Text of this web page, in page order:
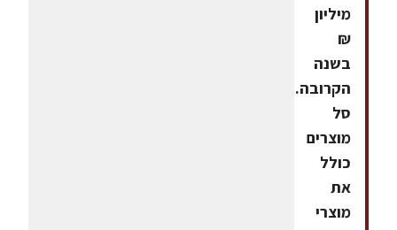
מיליון
₪
בשנה
הקרובה.
סל
מוצרים
כולל
את
מוצרי